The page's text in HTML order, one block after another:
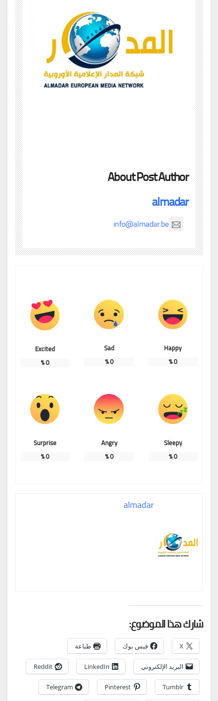
About Post Author
almadar
info@almadar.be
Happy
0
%
Sad
0
%
Excited
0
%
Sleepy
0
%
Angry
0
%
Surprise
0
%
almadar
شارك هذا الموضوع:
X فيس بوك طباعة
البريد الإلكتروني LinkedIn
Reddit
Tumblr
Pinterest
Telegram